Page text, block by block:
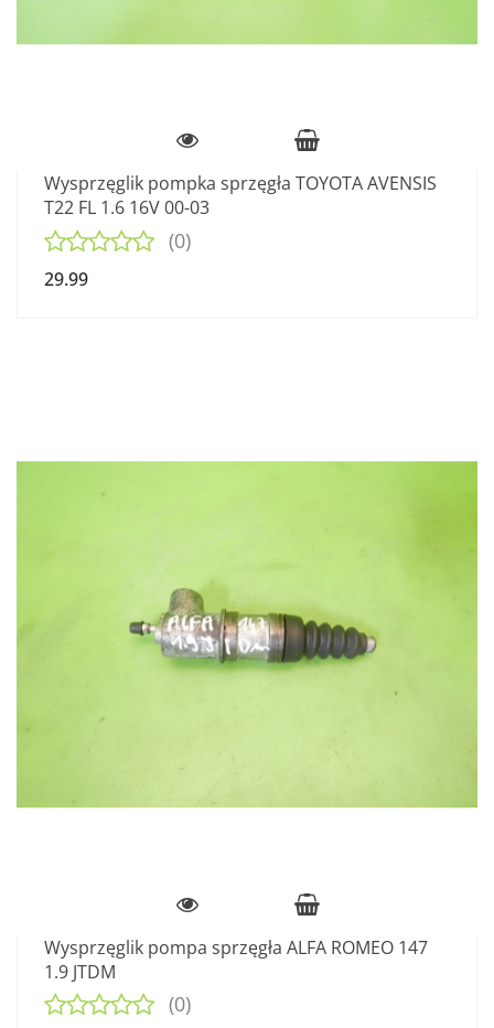
Wysprzęglik pompka sprzęgła TOYOTA AVENSIS
T22 FL 1.6 16V 00-03
(0)
29.99
Wysprzęglik pompa sprzęgła ALFA ROMEO 147
1.9 JTDM
(0)